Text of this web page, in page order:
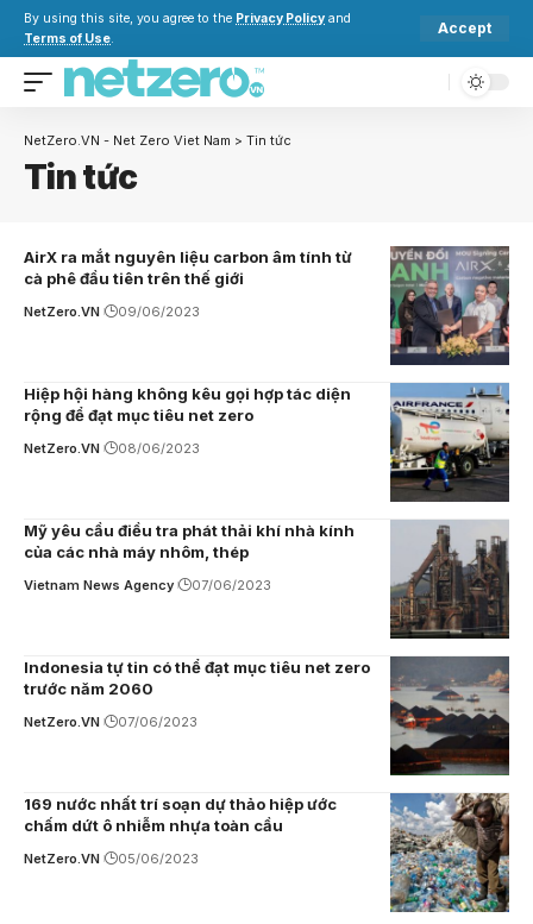
By using this site, you agree to the Privacy Policy and
Terms of Use.
Accept
NetZero.VN - Net Zero Viet Nam > Tin tức
Tin tức
AirX ra mắt nguyên liệu carbon âm tính từ
cà phê đầu tiên trên thế giới
NetZero.VN 09/06/2023
Hiệp hội hàng không kêu gọi hợp tác diện
rộng để đạt mục tiêu net zero
NetZero.VN 08/06/2023
Mỹ yêu cầu điều tra phát thải khí nhà kính
của các nhà máy nhôm, thép
Vietnam News Agency 07/06/2023
Indonesia tự tin có thể đạt mục tiêu net zero
trước năm 2060
NetZero.VN 07/06/2023
169 nước nhất trí soạn dự thảo hiệp ước
chấm dứt ô nhiễm nhựa toàn cầu
NetZero.VN 05/06/2023